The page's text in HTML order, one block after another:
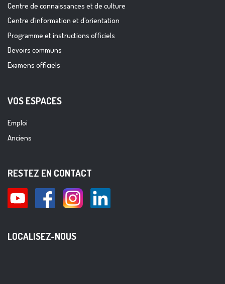
Centre de connaissances et de culture
Centre d’information et d’orientation
Programme et instructions officiels
Devoirs communs
Examens officiels
VOS ESPACES
Emploi
Anciens
RESTEZ EN CONTACT
LOCALISEZ-NOUS